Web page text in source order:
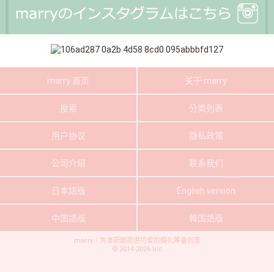
marry 首页 关于 marry
搜索 分类列表
用户协议 隐私政策
公司介绍 联系我们
日本語版 English version
中国語版 韓国語版
marry｜为准新娘提供可爱的婚礼筹备创意
© 2014-2026 Inc